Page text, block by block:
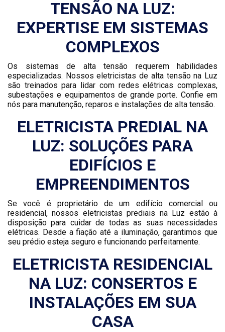
TENSÃO NA LUZ:
EXPERTISE EM SISTEMAS
COMPLEXOS
Os sistemas de alta tensão requerem habilidades
especializadas. Nossos eletricistas de alta tensão na Luz
são treinados para lidar com redes elétricas complexas,
subestações e equipamentos de grande porte. Confie em
nós para manutenção, reparos e instalações de alta tensão.
ELETRICISTA PREDIAL NA
LUZ: SOLUÇÕES PARA
EDIFÍCIOS E
EMPREENDIMENTOS
Se você é proprietário de um edifício comercial ou
residencial, nossos eletricistas prediais na Luz estão à
disposição para cuidar de todas as suas necessidades
elétricas. Desde a fiação até a iluminação, garantimos que
seu prédio esteja seguro e funcionando perfeitamente.
ELETRICISTA RESIDENCIAL
NA LUZ: CONSERTOS E
INSTALAÇÕES EM SUA
CASA